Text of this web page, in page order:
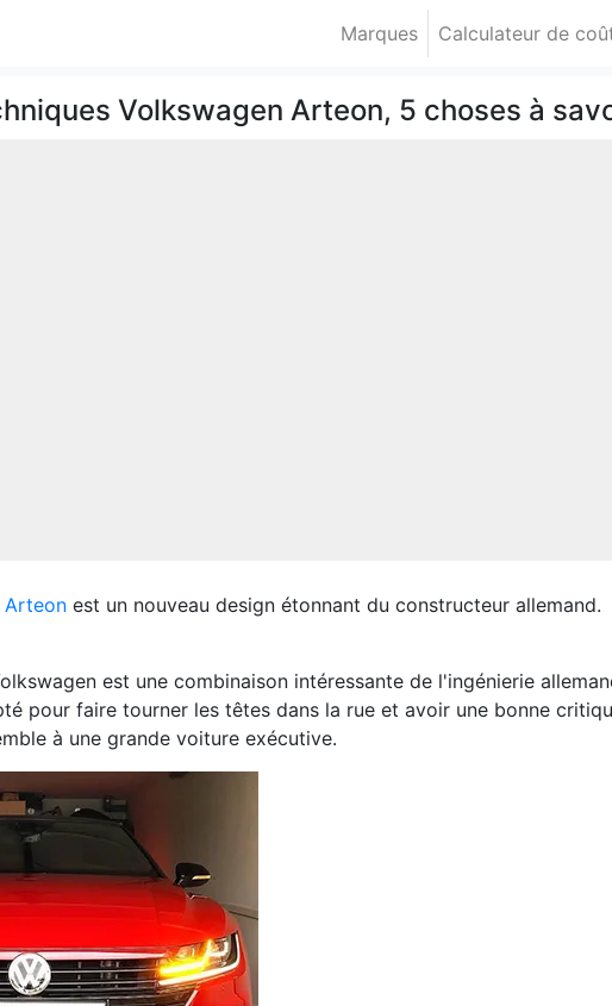
Marques Calculateur de
Volkswagen Arteon, 5 choses à
Arteon est un nouveau design étonnant du constructeur allemand.
est une combinaison intéressante de l'ingénierie
pour faire tourner les têtes dans la rue et avoir une bonne
à une grande voiture exécutive.